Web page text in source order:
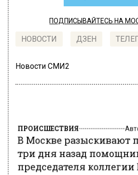
ПОДПИСЫВАЙТЕСЬ НА
НОВОСТИ ДЗЕН
Новости СМИ2
В Москве разыскивают
три дня назад
председателя коллегии